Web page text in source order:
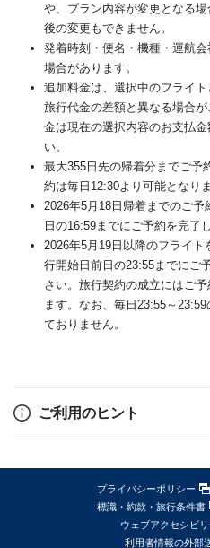
や、プラン内容が変更となる
後の変更もできません。
発着時刻・便名・機種・運航
場合があります。
追加料金は、選択中のフライ
旅行代金の差額と異なる場合
金は現在の選択内容のお支払
い。
最大355日先の帰着分までご予
約は毎日12:30より可能となりま
2026年5月18日帰着までのご
日の16:59までにご予約を完了
2026年5月19日以降のフライ
行開始日前日の23:55までにご
さい。旅行契約の成立にはご
ます。なお、毎日23:55～
ておりません。
ご利用のヒント
プライバシーポリシー
標識・約款・旅行条件書
ウェブアクセシビ
利用者情報の外部